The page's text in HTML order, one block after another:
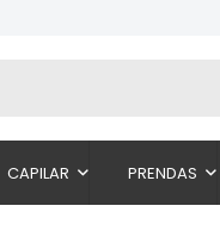
CAPILAR PRENDAS